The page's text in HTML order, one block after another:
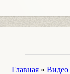
Главная » Видео